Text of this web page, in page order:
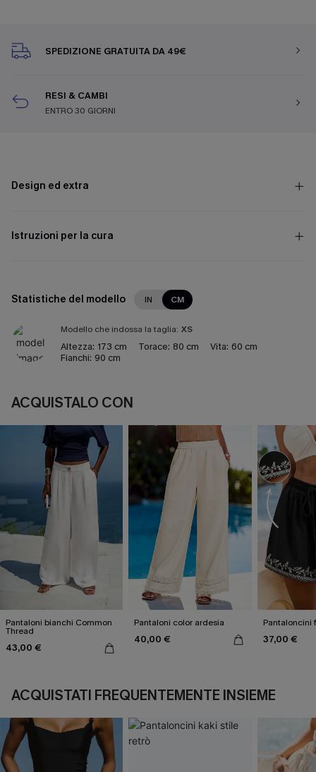
SPEDIZIONE GRATUITA DA 49€
RESI & CAMBI
ENTRO 30 GIORNI
Design ed extra
Istruzioni per la cura
Statistiche del modello IN CM
Modello che indossa la taglia: XS
Altezza: 173 cm Torace: 80 cm Vita: 60 cm
Fianchi: 90 cm
ACQUISTALO CON
Pantaloni bianchi Common
Thread
43,00 €
Pantaloni color ardesia
40,00 €
Pantaloncini
37,00 €
ACQUISTATI FREQUENTEMENTE INSIEME